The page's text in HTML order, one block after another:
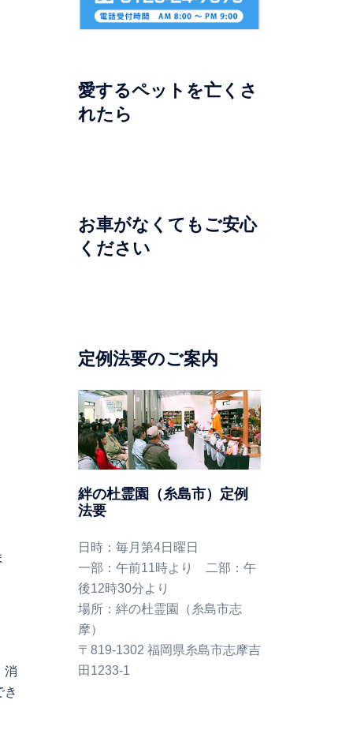
消
き
愛するペットを亡くさ
れたら
お車がなくてもご安心
ください
定例法要のご案内
絆の杜霊園（糸島市）定例
法要
日時：毎月第4日曜日
一部：午前11時より 二部：午
後12時30分より
場所：絆の杜霊園（糸島市志
摩）
〒819-1302 福岡県糸島市志摩吉
田1233-1